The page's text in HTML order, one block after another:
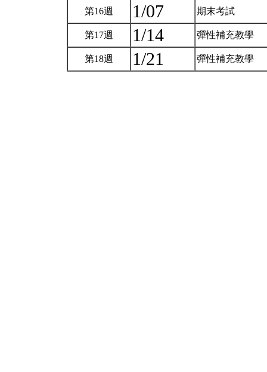
第16週 1/07 期末考試
第17週 1/14 彈性補充教學
第18週 1/21 彈性補充教學